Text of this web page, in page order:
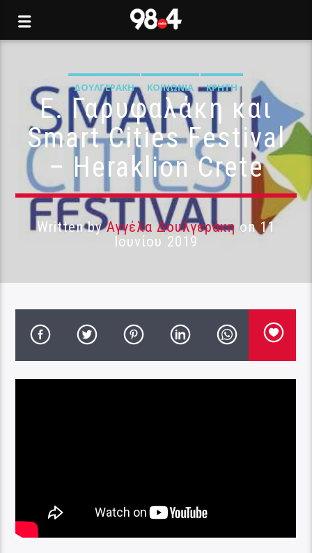
ΔΟΥΛΓΕΡΆΚΗ ΚΟΙΝΩΝΊΑ ΚΡΉΤΗ
Ε. Γαρυφαλάκη και
Smart Cities Festival
– Heraklion Crete
Written byΑγγέλα Δουλγεράκη on 11
Ιουνίου 2019